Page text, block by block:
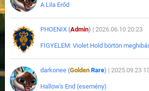
A Lila Erőd
PHOENIX (Admin) | 2026.06.10 20:23
FIGYELEM: Violet Hold börtön
darkonee (Golden Rare) | 2025.09.23
Hallow's End (esemény)